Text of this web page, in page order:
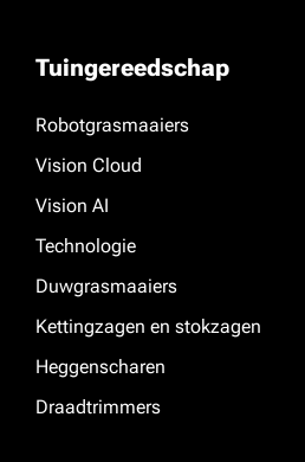
Tuingereedschap
Robotgrasmaaiers
Vision Cloud
Vision AI
Technologie
Duwgrasmaaiers
Kettingzagen en stokzagen
Heggenscharen
Draadtrimmers